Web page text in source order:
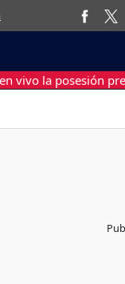
vivo la posesión